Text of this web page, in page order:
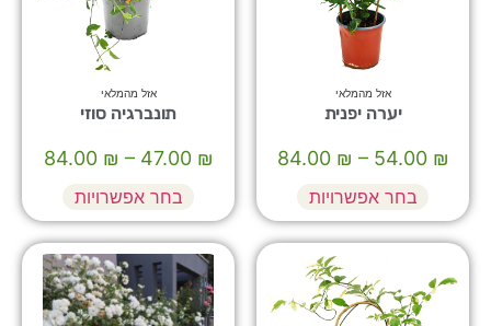
אזל מהמלאי
יערה יפנית
₪
54.00
–
₪
84.00
בחר אפשרויות
אזל מהמלאי
תונברגיה סוזי
₪
47.00
–
₪
84.00
בחר אפשרויות